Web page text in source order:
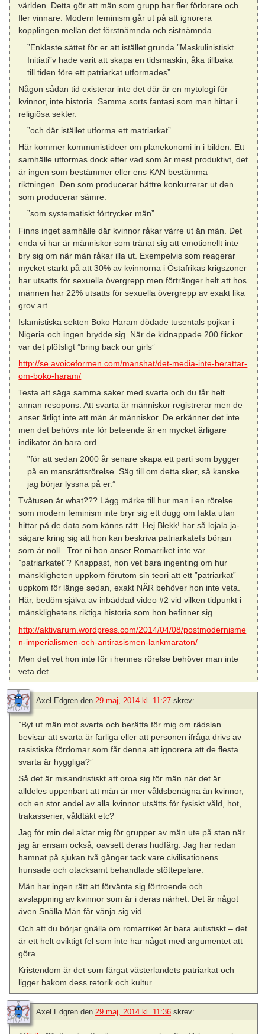
världen. Detta gör att män som grupp har fler förlorare och
fler vinnare. Modern feminism går ut på att ignorera
kopplingen mellan det förstnämnda och sistnämnda.
”Enklaste sättet för er att istället grunda ”Maskulinistiskt
Initiati”v hade varit att skapa en tidsmaskin, åka tillbaka
till tiden före ett patriarkat utformades”
Någon sådan tid existerar inte det där är en mytologi för
kvinnor, inte historia. Samma sorts fantasi som man hittar i
religiösa sekter.
”och där istället utforma ett matriarkat”
Här kommer kommunistideer om planekonomi in i bilden. Ett
samhälle utformas dock efter vad som är mest produktivt, det
är ingen som bestämmer eller ens KAN bestämma
riktningen. Den som producerar bättre konkurrerar ut den
som producerar sämre.
”som systematiskt förtrycker män”
Finns inget samhälle där kvinnor råkar värre ut än män. Det
enda vi har är människor som tränat sig att emotionellt inte
bry sig om när män råkar illa ut. Exempelvis som reagerar
mycket starkt på att 30% av kvinnorna i Östafrikas krigszoner
har utsatts för sexuella övergrepp men förtränger helt att hos
männen har 22% utsatts för sexuella övergrepp av exakt lika
grov art.
Islamistiska sekten Boko Haram dödade tusentals pojkar i
Nigeria och ingen brydde sig. När de kidnappade 200 flickor
var det plötsligt ”bring back our girls”
http://se.avoiceformen.com/manshat/det-media-inte-berattar-
om-boko-haram/
Testa att säga samma saker med svarta och du får helt
annan resopons. Att svarta är människor registrerar men de
anser ärligt inte att män är människor. De erkänner det inte
men det behövs inte för beteende är en mycket ärligare
indikator än bara ord.
”för att sedan 2000 år senare skapa ett parti som bygger
på en mansrättsrörelse. Säg till om detta sker, så kanske
jag börjar lyssna på er.”
Tvåtusen år what??? Lägg märke till hur man i en rörelse
som modern feminism inte bryr sig ett dugg om fakta utan
hittar på de data som känns rätt. Hej Blekk! har så lojala ja-
sägare kring sig att hon kan beskriva patriarkatets början
som år noll.. Tror ni hon anser Romarriket inte var
”patriarkatet”? Knappast, hon vet bara ingenting om hur
mänskligheten uppkom förutom sin teori att ett ”patriarkat”
uppkom för länge sedan, exakt NÄR behöver hon inte veta.
Här, bedöm själva av inbäddad video #2 vid vilken tidpunkt i
mänsklighetens riktiga historia som hon befinner sig.
http://aktivarum.wordpress.com/2014/04/08/postmodernisme
n-imperialismen-och-antirasismen-lankmaraton/
Men det vet hon inte för i hennes rörelse behöver man inte
veta det.
Axel Edgren den 29 maj, 2014 kl. 11:27 skrev:
”Byt ut män mot svarta och berätta för mig om rädslan
bevisar att svarta är farliga eller att personen ifråga drivs av
rasistiska fördomar som får denna att ignorera att de flesta
svarta är hyggliga?”
Så det är misandristiskt att oroa sig för män när det är
alldeles uppenbart att män är mer våldsbenägna än kvinnor,
och en stor andel av alla kvinnor utsätts för fysiskt våld, hot,
trakasserier, våldtäkt etc?
Jag för min del aktar mig för grupper av män ute på stan när
jag är ensam också, oavsett deras hudfärg. Jag har redan
hamnat på sjukan två gånger tack vare civilisationens
hunsade och otacksamt behandlade stöttepelare.
Män har ingen rätt att förvänta sig förtroende och
avslappning av kvinnor som är i deras närhet. Det är något
även Snälla Män får vänja sig vid.
Och att du börjar gnälla om romarriket är bara autistiskt – det
är ett helt oviktigt fel som inte har något med argumentet att
göra.
Kristendom är det som färgat västerlandets patriarkat och
ligger bakom dess retorik och kultur.
Axel Edgren den 29 maj, 2014 kl. 11:36 skrev: